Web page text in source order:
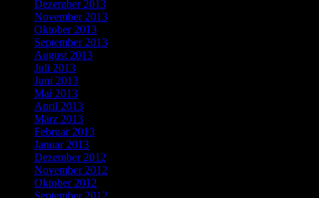
Dezember 2013
November 2013
Oktober 2013
September 2013
August 2013
Juli 2013
Juni 2013
Mai 2013
April 2013
März 2013
Februar 2013
Januar 2013
Dezember 2012
November 2012
Oktober 2012